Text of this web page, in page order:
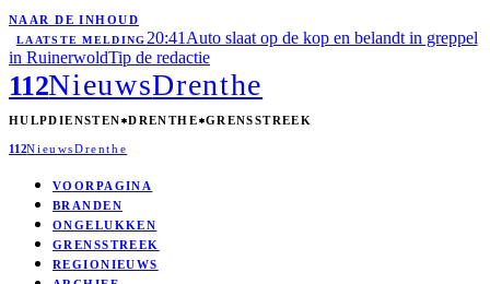
NAAR DE INHOUD
LAATSTE MELDING 20:41 Auto slaat op de kop en belandt in greppel
in RuinerwoldTip de redactie
112NieuwsDrenthe
HULPDIENSTEN DRENTHE GRENSSTREEK
112NieuwsDrenthe
VOORPAGINA
BRANDEN
ONGELUKKEN
GRENSSTREEK
REGIONIEUWS